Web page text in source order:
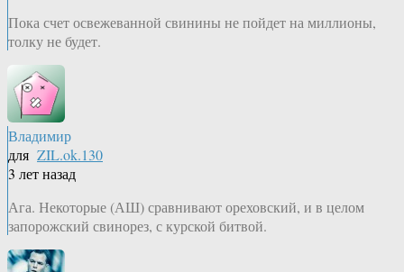
Пока счет освежеванной свинины не пойдет на миллионы,
толку не будет.
Владимир
для ZIL.ok.130
3 лет назад
Ага. Некоторые (АШ) сравнивают ореховский, и в целом
запорожский свинорез, с курской битвой.